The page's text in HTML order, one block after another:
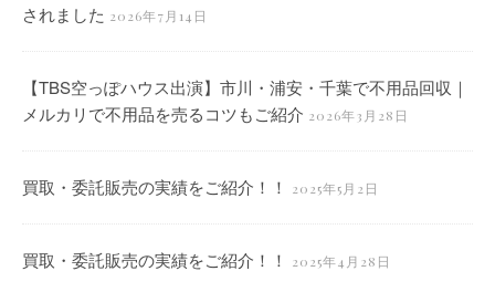
されました 2026年7月14日
【TBS空っぽハウス出演】市川・浦安・千葉で不用品回収｜
メルカリで不用品を売るコツもご紹介 2026年3月28日
買取・委託販売の実績をご紹介！！ 2025年5月2日
買取・委託販売の実績をご紹介！！ 2025年4月28日